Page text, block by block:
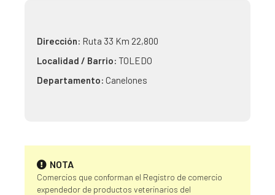
Dirección: Ruta 33 Km 22,800
Localidad / Barrio: TOLEDO
Departamento: Canelones
NOTA
Comercios que conforman el Registro de comercio
expendedor de productos veterinarios del